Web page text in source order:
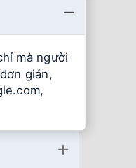
mà người
giản,